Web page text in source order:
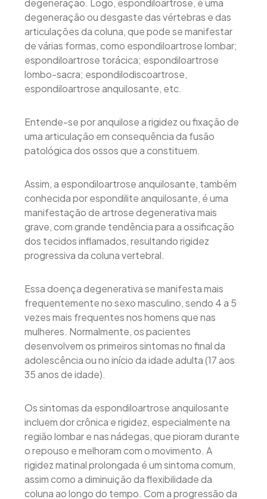
degeneração. Logo, espondiloartrose, é uma
degeneração ou desgaste das vértebras e das
articulações da coluna, que pode se manifestar
de várias formas, como espondiloartrose lombar;
espondiloartrose torácica; espondiloartrose
lombo-sacra; espondilodiscoartrose,
espondiloartrose anquilosante, etc.
Entende-se por anquilose a rigidez ou fixação de
uma articulação em consequência da fusão
patológica dos ossos que a constituem.
Assim, a espondiloartrose anquilosante, também
conhecida por espondilite anquilosante, é uma
manifestação de artrose degenerativa mais
grave, com grande tendência para a ossificação
dos tecidos inflamados, resultando rigidez
progressiva da coluna vertebral.
Essa doença degenerativa se manifesta mais
frequentemente no sexo masculino, sendo 4 a 5
vezes mais frequentes nos homens que nas
mulheres. Normalmente, os pacientes
desenvolvem os primeiros sintomas no final da
adolescência ou no início da idade adulta (17 aos
35 anos de idade).
Os sintomas da espondiloartrose anquilosante
incluem dor crônica e rigidez, especialmente na
região lombar e nas nádegas, que pioram durante
o repouso e melhoram com o movimento. A
rigidez matinal prolongada é um sintoma comum,
assim como a diminuição da flexibilidade da
coluna ao longo do tempo. Com a progressão da